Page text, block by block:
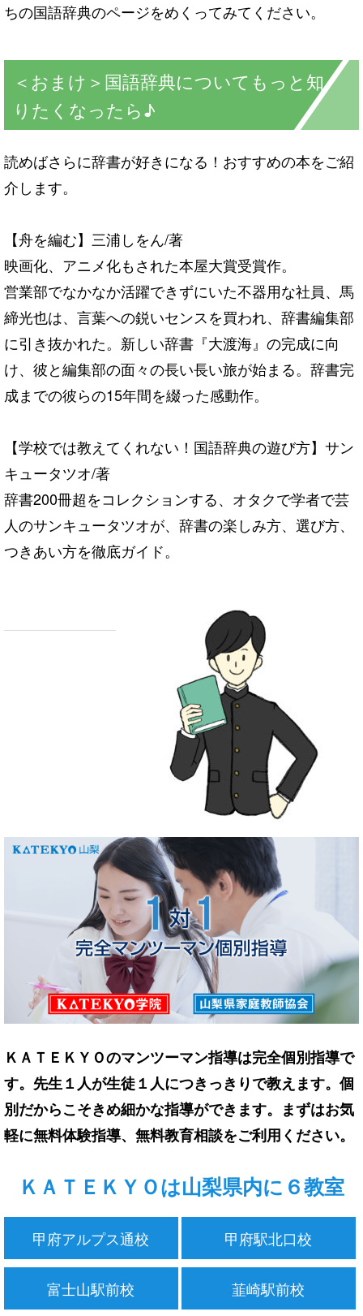
ちの国語辞典のページをめくってみてください。
＜おまけ＞国語辞典についてもっと知
りたくなったら♪
読めばさらに辞書が好きになる！おすすめの本をご紹
介します。
【舟を編む】三浦しをん/著
映画化、アニメ化もされた本屋大賞受賞作。
営業部でなかなか活躍できずにいた不器用な社員、馬
締光也は、言葉への鋭いセンスを買われ、辞書編集部
に引き抜かれた。新しい辞書『大渡海』の完成に向
け、彼と編集部の面々の長い長い旅が始まる。辞書完
成までの彼らの15年間を綴った感動作。
【学校では教えてくれない！国語辞典の遊び方】サン
キュータツオ/著
辞書200冊超をコレクションする、オタクで学者で芸
人のサンキュータツオが、辞書の楽しみ方、選び方、
つきあい方を徹底ガイド。
ＫＡＴＥＫＹＯのマンツーマン指導は完全個別指導で
す。先生１人が生徒１人につきっきりで教えます。個
別だからこそきめ細かな指導ができます。まずはお気
軽に無料体験指導、無料教育相談をご利用ください。
ＫＡＴＥＫＹＯは山梨県内に６教室
甲府アルプス通校 甲府駅北口校
富士山駅前校 韮崎駅前校